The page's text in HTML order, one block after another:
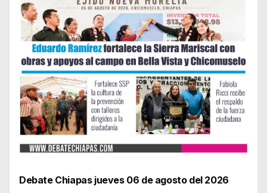
Debate Chiapas jueves 06 de agosto del 2026